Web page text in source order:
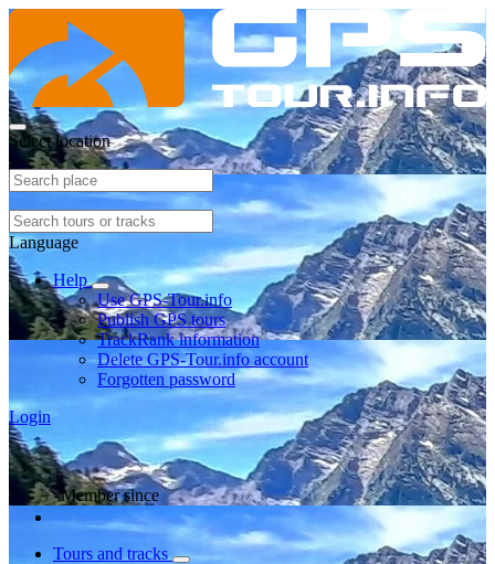
Select location
Language
Help
Use GPS-Tour.info
Publish GPS tours
TrackRank information
Delete GPS-Tour.info account
Forgotten password
Login
Member since
Tours and tracks